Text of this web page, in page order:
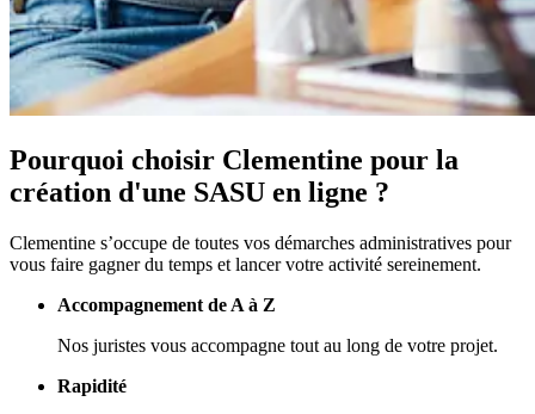
Pourquoi choisir Clementine pour la
création d'une SASU en ligne ?
Clementine s’occupe de toutes vos démarches administratives pour
vous faire gagner du temps et lancer votre activité sereinement.
Accompagnement de A à Z
Nos juristes vous accompagne tout au long de votre projet.
Rapidité